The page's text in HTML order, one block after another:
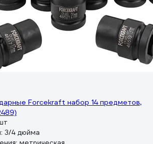
Forcekraft набор 14 предметов,
3/4 дюйма